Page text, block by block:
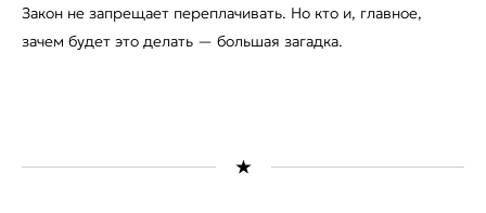
Закон не запрещает переплачивать. Но кто и, главное,
зачем будет это делать — большая загадка.